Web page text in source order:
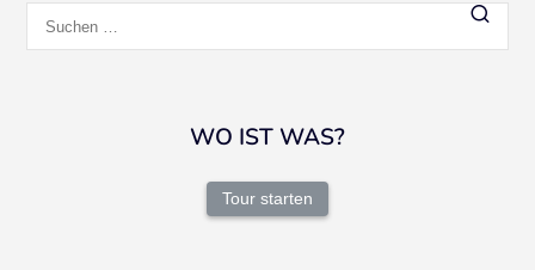
nach:
WO IST WAS?
Tour starten